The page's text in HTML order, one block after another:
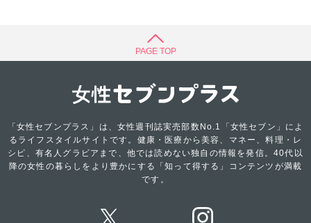
PAGE TOP
「女性セブンプラス」は、女性週刊誌実売部数No.1「女性セブン」によ
るライフスタイルサイトです。健康・医療から美容、マネー、料理・レ
シピ、有名人グラビアまで、他では読めない独自の情報を発信。40代以
降の女性の暮らしをより豊かにする「知って得する」コンテンツが満載
です。